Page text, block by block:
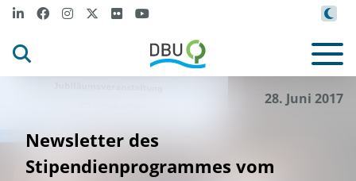
28. Juni 2017
Newsletter des
Stipendienprogrammes vom